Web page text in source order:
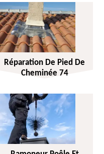
Réparation De Pied De
Cheminée 74